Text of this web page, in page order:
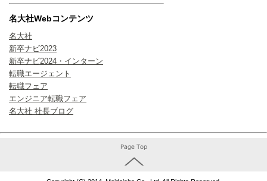
名大社Webコンテンツ
名大社
新卒ナビ2023
新卒ナビ2024・インターン
転職エージェント
転職フェア
エンジニア転職フェア
名大社 社長ブログ